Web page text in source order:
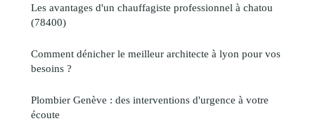
Les avantages d'un chauffagiste professionnel à chatou
(78400)
Comment dénicher le meilleur architecte à lyon pour vos
besoins ?
Plombier Genève : des interventions d'urgence à votre
écoute